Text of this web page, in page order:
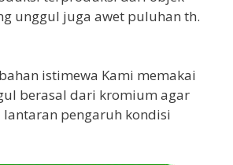
unggul juga awet puluhan th.
istimewa Kami memakai
berasal dari kromium agar
lantaran pengaruh kondisi